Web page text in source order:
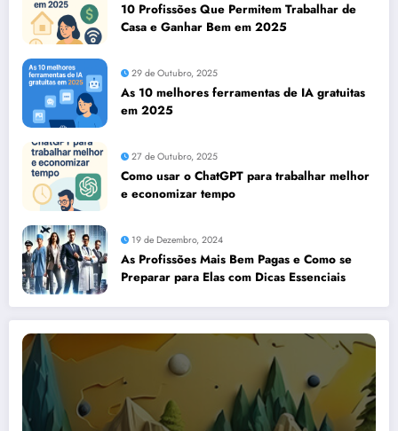
10 Profissões Que Permitem Trabalhar de
Casa e Ganhar Bem em 2025
29 de Outubro, 2025
As 10 melhores ferramentas de IA gratuitas
em 2025
27 de Outubro, 2025
Como usar o ChatGPT para trabalhar melhor
e economizar tempo
19 de Dezembro, 2024
As Profissões Mais Bem Pagas e Como se
Preparar para Elas com Dicas Essenciais